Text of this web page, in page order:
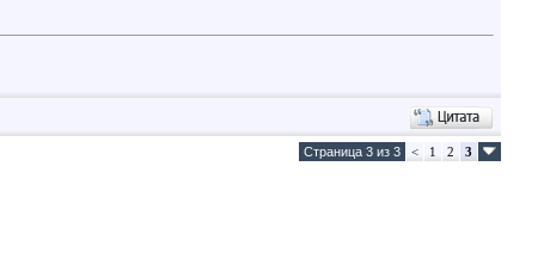
Страница 3 из 3 < 1 2 3